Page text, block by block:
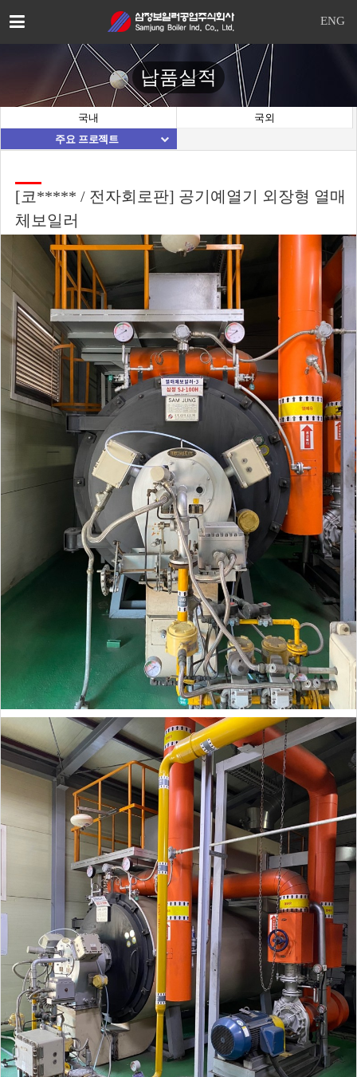
ENG
이
시
면
변
등
록
시
이
이
메
일
로
전
송
됩
니
다.
납품실적
국내
국외
주요 프로젝트
[코***** / 전자회로판] 공기예열기 외장형 열매
체보일러